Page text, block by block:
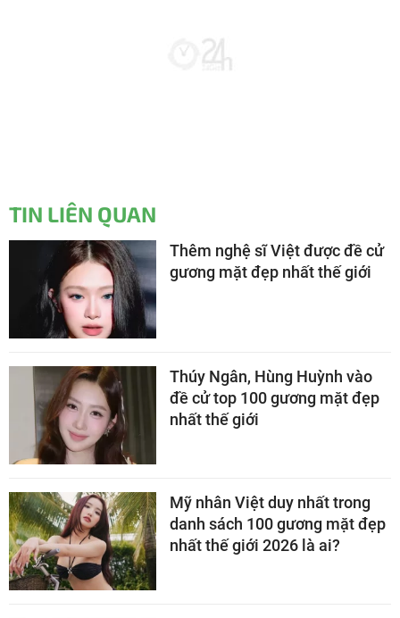
TIN LIÊN QUAN
Thêm nghệ sĩ Việt được đề cử
gương mặt đẹp nhất thế giới
Thúy Ngân, Hùng Huỳnh vào
đề cử top 100 gương mặt đẹp
nhất thế giới
Mỹ nhân Việt duy nhất trong
danh sách 100 gương mặt đẹp
nhất thế giới 2026 là ai?